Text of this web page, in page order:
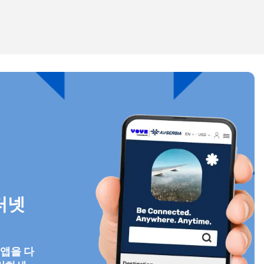
넷
을 다